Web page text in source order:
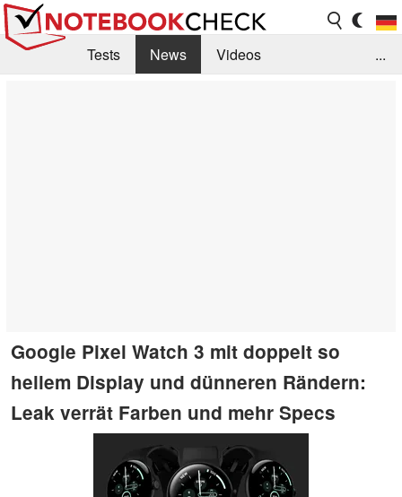
Tests News
Videos
...
Google Pixel Watch 3 mit doppelt so
hellem Display und dünneren Rändern:
Leak verrät Farben und mehr Specs